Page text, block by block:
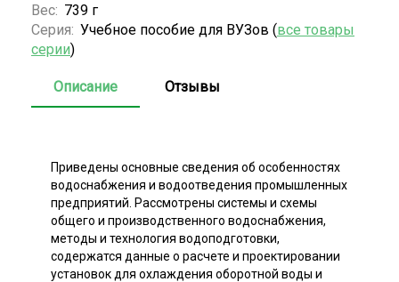
Вес: 739 г
Серия: Учебное пособие для ВУЗов (все товары
серии)
Описание Отзывы
Приведены основные сведения об особенностях
водоснабжения и водоотведения промышленных
предприятий. Рассмотрены системы и схемы
общего и производственного водоснабжения,
методы и технология водоподготовки,
содержатся данные о расчете и проектировании
установок для охлаждения оборотной воды и